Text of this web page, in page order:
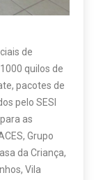
de
quilos de
pacotes de
pelo SESI
as
Grupo
da Criança,
Vila